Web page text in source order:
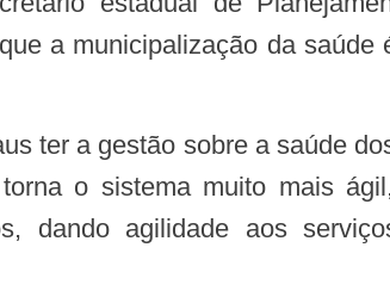
a municipalização da
o sistema muito mais
dando agilidade aos